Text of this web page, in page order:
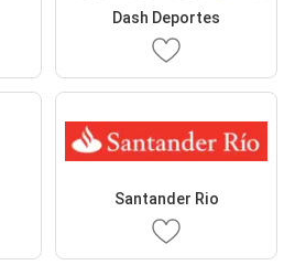
Dash Deportes
Santander Rio